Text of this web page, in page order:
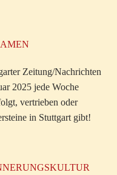
Zeitung/Nachrichten
2025 jede Woche
vertrieben oder
in Stuttgart gibt!